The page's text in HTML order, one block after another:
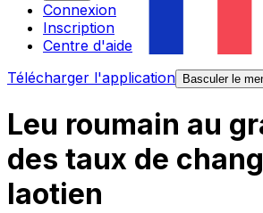
Connexion
Inscription
Centre d'aide
Télécharger l'application
Basculer le
Leu roumain au
des taux de
laotien